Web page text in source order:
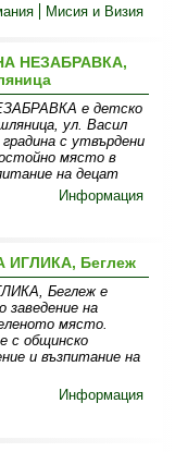
Мисия и Визия
НЕЗАБРАВКА,
е детско
ул. Васил
с утвърдени
място в
на децат
Информация
ИГЛИКА, Беглеж
Беглеж е
заведение на
място.
с общинско
и възпитание на
Информация